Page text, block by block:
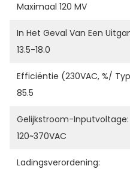
Maximaal 120 MV
In Het Geval Van Een
13.5-18.0
Efficiëntie (230VAC, %/
85.5
Gelijkstroom-Inputvoltage:
120~370VAC
Ladingsverordening: